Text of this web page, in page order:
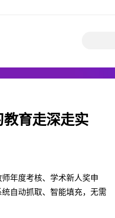
育走深走实
年度考核、学术新人奖申
自动抓取、智能填充，无需